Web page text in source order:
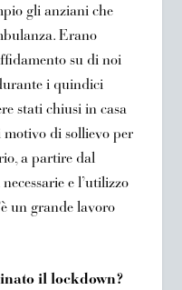
gli anziani che
Erano
su di noi
i quindici
stati chiusi in casa
motivo di sollievo per
a partire dal
e l’utilizzo
un grande lavoro
il lockdown?